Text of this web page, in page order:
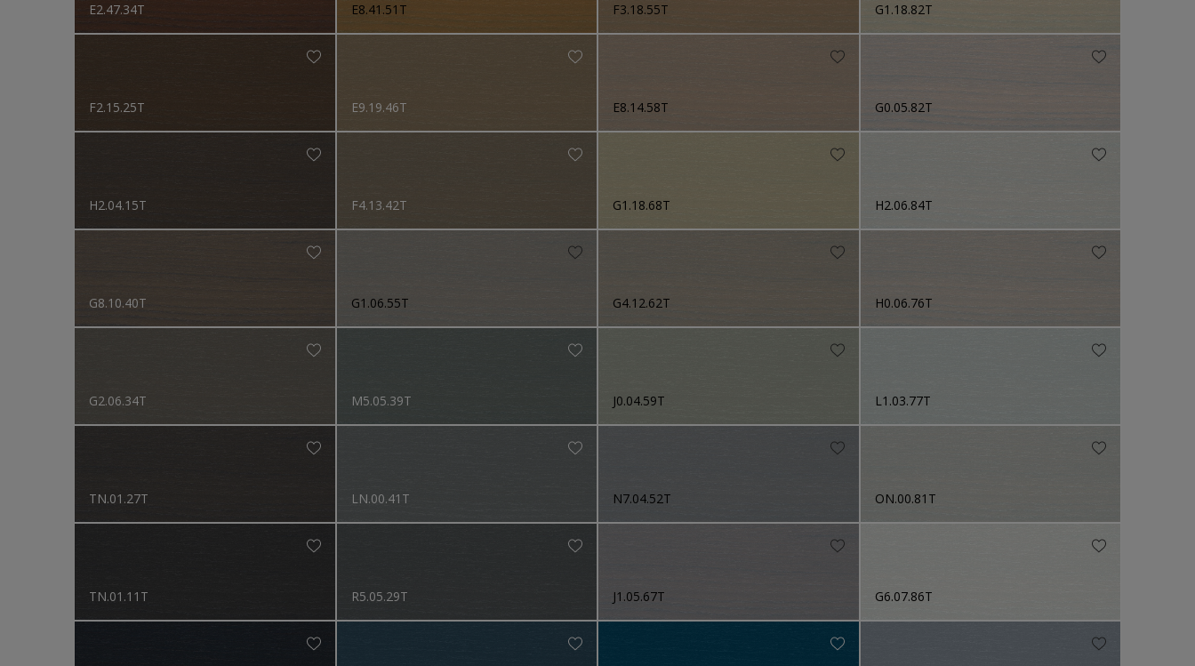
E2.47.34T E8.41.51T F3.18.55T G1.18.82T
F2.15.25T E9.19.46T E8.14.58T G0.05.82T
H2.04.15T F4.13.42T G1.18.68T H2.06.84T
G8.10.40T G1.06.55T G4.12.62T H0.06.76T
G2.06.34T M5.05.39T J0.04.59T L1.03.77T
TN.01.27T LN.00.41T N7.04.52T ON.00.81T
TN.01.11T R5.05.29T J1.05.67T G6.07.86T